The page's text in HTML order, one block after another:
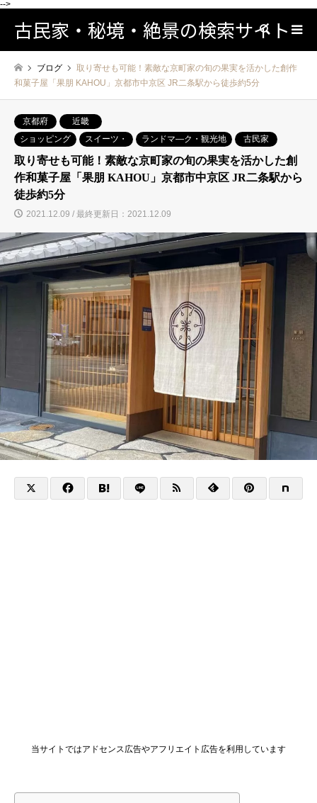
-->
古民家・秘境・絶景の検索サイト検索
ブログ
取り寄せも可能！素敵な京町家の旬の果実を活かした創作
和菓子屋「果朋 KAHOU」京都市中京区 JR二条駅から徒歩約5分
京都府
近畿
ショッピング
スイーツ・ ランドマ―ク・観光地 古民家
取り寄せも可能！素敵な京町家の旬の果実を活かした創
作和菓子屋「果朋 KAHOU」京都市中京区 JR二条駅から
徒歩約5分
2021.12.09 / 最終更新日：2021.12.09
当サイトではアドセンス広告やアフリエイト広告を利用しています